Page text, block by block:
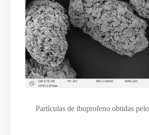
Partículas de ibuprofeno obtidas